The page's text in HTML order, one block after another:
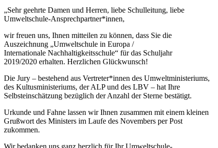
„Sehr geehrte Damen und Herren, liebe Schulleitung, liebe
Umweltschule-Ansprechpartner*innen,
wir freuen uns, Ihnen mitteilen zu können, dass Sie die
Auszeichnung „Umweltschule in Europa /
Internationale Nachhaltigkeitsschule“ für das Schuljahr
2019/2020 erhalten. Herzlichen Glückwunsch!
Die Jury – bestehend aus Vertreter*innen des Umweltministeriums,
des Kultusministeriums, der ALP und des LBV – hat Ihre
Selbsteinschätzung bezüglich der Anzahl der Sterne bestätigt.
Urkunde und Fahne lassen wir Ihnen zusammen mit einem kleinen
Grußwort des Ministers im Laufe des Novembers per Post
zukommen.
Wir bedanken uns ganz herzlich für Ihr Umweltschule-